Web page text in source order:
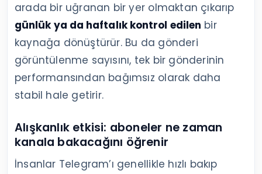
arada bir uğranan bir yer olmaktan çıkarıp
günlük ya da haftalık kontrol edilen bir
kaynağa dönüştürür. Bu da gönderi
görüntülenme sayısını, tek bir gönderinin
performansından bağımsız olarak daha
stabil hale getirir.
Alışkanlık etkisi: aboneler ne zaman
kanala bakacağını öğrenir
İnsanlar Telegram’ı genellikle hızlı bakıp